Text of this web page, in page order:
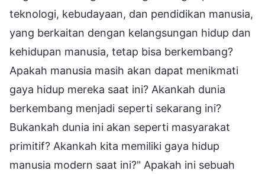
teknologi, kebudayaan, dan pendidikan manusia,
yang berkaitan dengan kelangsungan hidup dan
kehidupan manusia, tetap bisa berkembang?
Apakah manusia masih akan dapat menikmati
gaya hidup mereka saat ini? Akankah dunia
berkembang menjadi seperti sekarang ini?
Bukankah dunia ini akan seperti masyarakat
primitif? Akankah kita memiliki gaya hidup
manusia modern saat ini?" Apakah ini sebuah